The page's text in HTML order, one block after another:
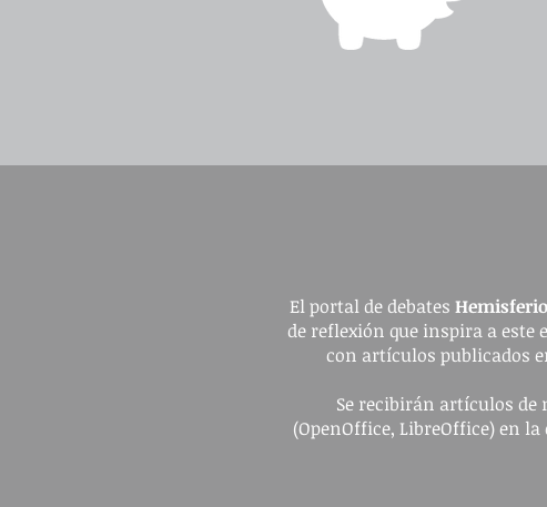
El portal de debates
de reflexión que inspira a este
con artículos publicados
Se recibirán artículos
(OpenOffice, LibreOffice) en